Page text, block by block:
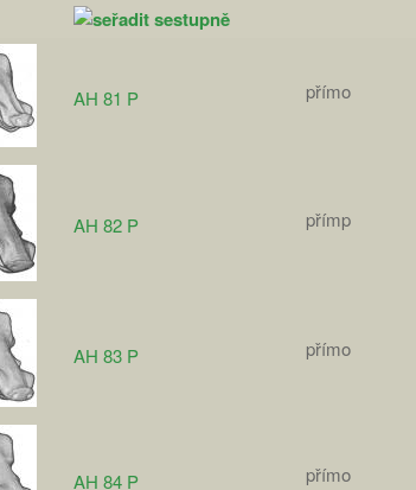
AH 81 P přímo
AH 82 P přímp
AH 83 P přímo
AH 84 P přímo